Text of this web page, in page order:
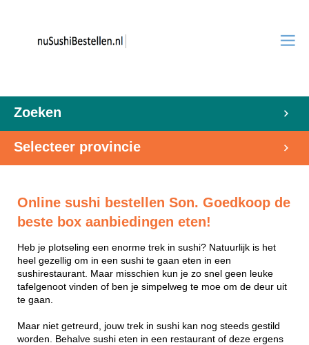
Zoeken
Selecteer provincie
Online sushi bestellen Son. Goedkoop de
beste box aanbiedingen eten!
Heb je plotseling een enorme trek in sushi? Natuurlijk is het
heel gezellig om in een sushi te gaan eten in een
sushirestaurant. Maar misschien kun je zo snel geen leuke
tafelgenoot vinden of ben je simpelweg te moe om de deur uit
te gaan.
Maar niet getreurd, jouw trek in sushi kan nog steeds gestild
worden. Behalve sushi eten in een restaurant of deze ergens